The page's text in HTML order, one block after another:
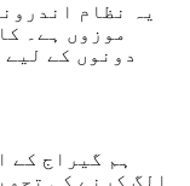
یہ نظام
موزوں ہے۔
دونوں کے
ہم گیراج کے
الگ کرنے کی